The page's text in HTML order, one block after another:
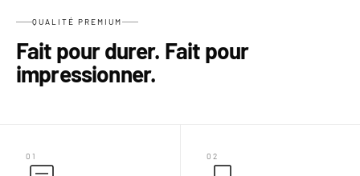
QUALITÉ PREMIUM
Fait pour durer. Fait pour
impressionner.
01 02